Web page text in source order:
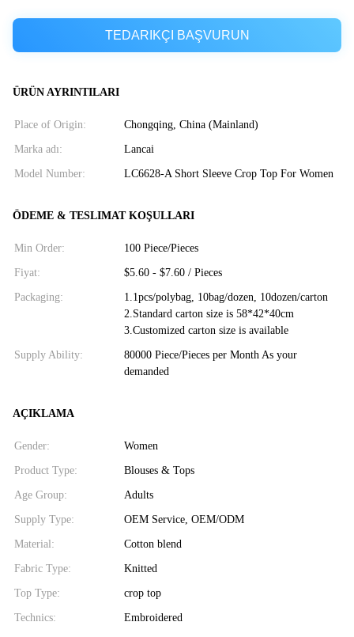
TEDARIKÇI BAŞVURUN
ÜRÜN AYRINTILARI
Place of Origin: Chongqing, China (Mainland)
Marka adı: Lancai
Model Number: LC6628-A Short Sleeve Crop Top For Women
ÖDEME & TESLIMAT KOŞULLARI
Min Order: 100 Piece/Pieces
Fiyat: $5.60 - $7.60 / Pieces
Packaging:
1.1pcs/polybag, 10bag/dozen, 10dozen/carton
2.Standard carton size is 58*42*40cm
3.Customized carton size is available
Supply Ability:
80000 Piece/Pieces per Month As your
demanded
AÇIKLAMA
Gender: Women
Product Type: Blouses & Tops
Age Group: Adults
Supply Type: OEM Service, OEM/ODM
Material: Cotton blend
Fabric Type: Knitted
Top Type: crop top
Technics: Embroidered